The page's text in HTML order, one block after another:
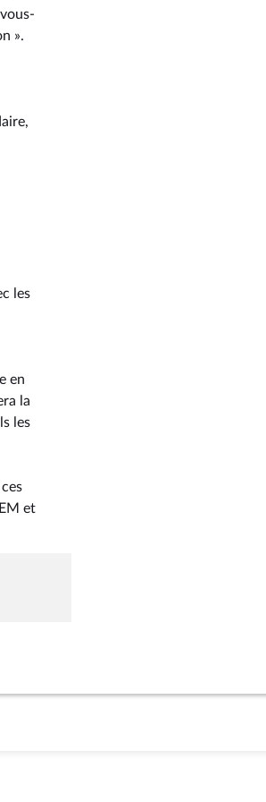
».
les
en
la
les
et